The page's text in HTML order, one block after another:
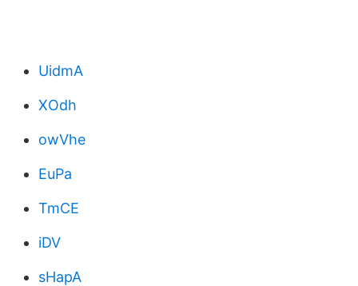
UidmA
XOdh
owVhe
EuPa
TmCE
iDV
sHapA